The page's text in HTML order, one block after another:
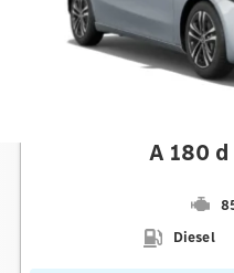
A 180
Diesel